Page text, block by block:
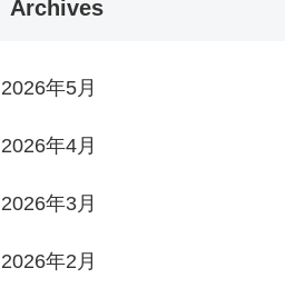
Archives
2026年5月
2026年4月
2026年3月
2026年2月